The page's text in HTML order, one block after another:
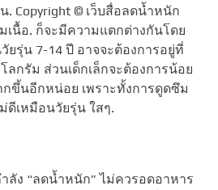
Copyright © เว็บสื่อลดน้ำหนัก
เนื้อ. ก็จะมีความแตกต่างกันโดย
ยรุ่น 7-14 ปี อาจจะต้องการอยู่ที่
ลกรัม ส่วนเด็กเล็กจะต้องการน้อย
กขึ้นอีกหน่อย เพราะทั้งการดูดซึม
ดีเหมือนวัยรุ่น ใสๆ.
ลัง “ลดน้ำหนัก” ไม่ควรอดอาหาร